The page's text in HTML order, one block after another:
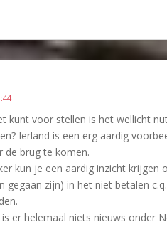
kunt voor stellen is het wellicht
Ierland is een erg aardig
brug te komen.
kun je een aardig inzicht krijgen
gegaan zijn) in het niet betalen
er helemaal niets nieuws onder